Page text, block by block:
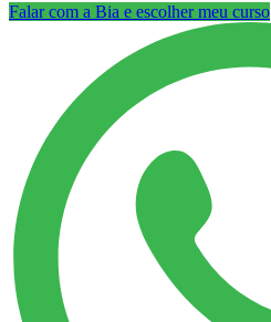
Falar com a Bia e escolher meu curso